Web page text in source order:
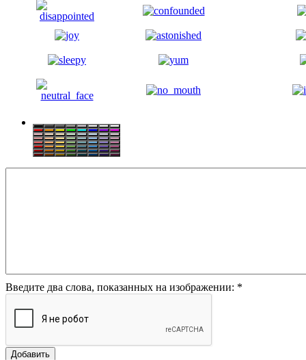
Введите два слова, показанных на изображении: *